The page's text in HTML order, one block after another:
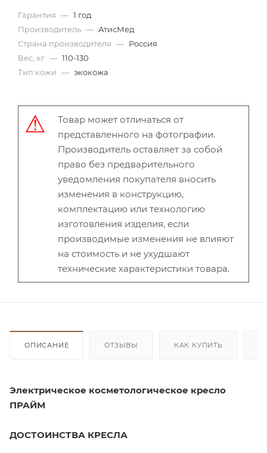
Гарантия — 1 год
Производитель — АтисМед
Страна производителя — Россия
Вес, кг — 110-130
Тип кожи — экокожа
Товар может отличаться от
представленного на фотографии.
Производитель оставляет за собой
право без предварительного
уведомления покупателя вносить
изменения в конструкцию,
комплектацию или технологию
изготовления изделия, если
производимые изменения не влияют
на стоимость и не ухудшают
технические характеристики товара.
ОПИСАНИЕ ОТЗЫВЫ КАК КУПИТЬ
Электрическое косметологическое кресло
ПРАЙМ
ДОСТОИНСТВА КРЕСЛА